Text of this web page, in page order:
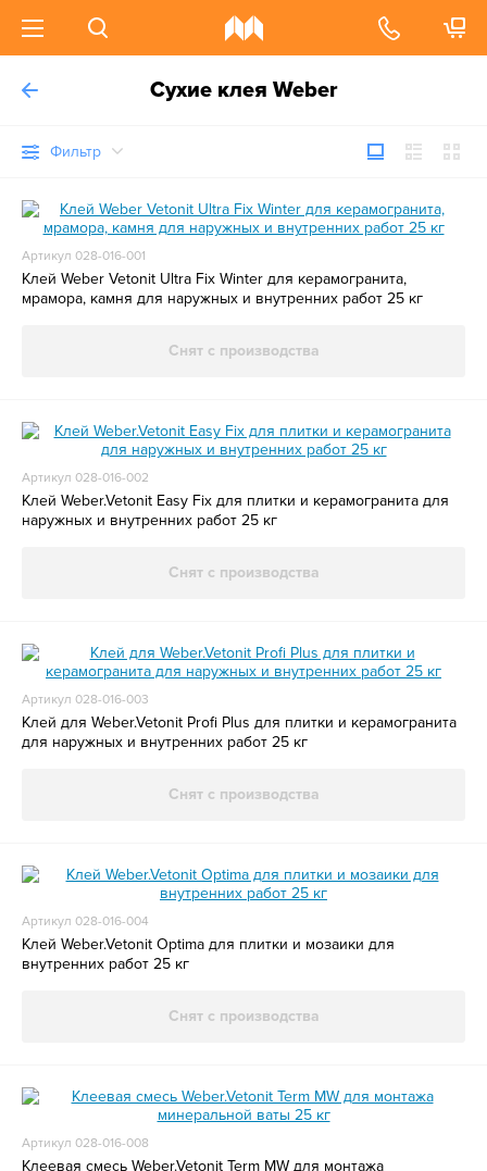
Сухие клея Weber
Фильтр
Артикул 028-016-001
Клей Weber Vetonit Ultra Fix Winter для керамогранита,
мрамора, камня для наружных и внутренних работ 25 кг
Снят с производства
Артикул 028-016-002
Клей Weber.Vetonit Easy Fix для плитки и керамогранита для
наружных и внутренних работ 25 кг
Снят с производства
Артикул 028-016-003
Клей для Weber.Vetonit Profi Plus для плитки и керамогранита
для наружных и внутренних работ 25 кг
Снят с производства
Артикул 028-016-004
Клей Weber.Vetonit Optima для плитки и мозаики для
внутренних работ 25 кг
Снят с производства
Артикул 028-016-008
Клеевая смесь Weber.Vetonit Term MW для монтажа